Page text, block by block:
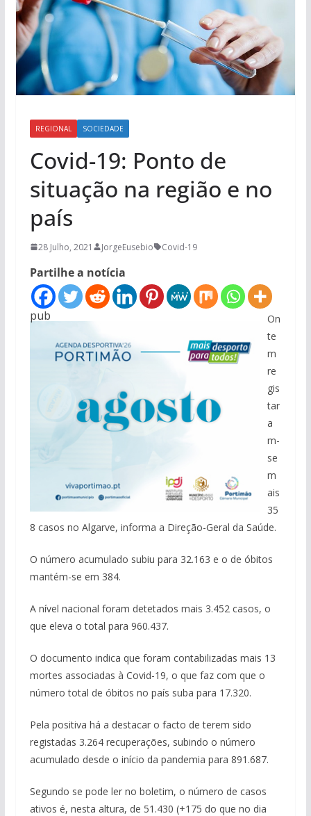
REGIONAL SOCIEDADE
Covid-19: Ponto de
situação na região e no
país
28 Julho, 2021 JorgeEusebio Covid-19
Partilhe a notícia
pub
On
te
m
re
gis
tar
a
m-
se
m
ais
35
8 casos no Algarve, informa a Direção-Geral da Saúde.
O número acumulado subiu para 32.163 e o de óbitos
mantém-se em 384.
A nível nacional foram detetados mais 3.452 casos, o
que eleva o total para 960.437.
O documento indica que foram contabilizadas mais 13
mortes associadas à Covid-19, o que faz com que o
número total de óbitos no país suba para 17.320.
Pela positiva há a destacar o facto de terem sido
registadas 3.264 recuperações, subindo o número
acumulado desde o início da pandemia para 891.687.
Segundo se pode ler no boletim, o número de casos
ativos é, nesta altura, de 51.430 (+175 do que no dia